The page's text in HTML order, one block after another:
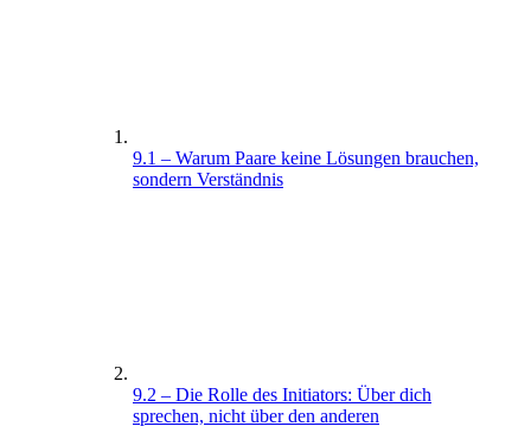
9.1 – Warum Paare keine Lösungen brauchen,
sondern Verständnis
9.2 – Die Rolle des Initiators: Über dich
sprechen, nicht über den anderen